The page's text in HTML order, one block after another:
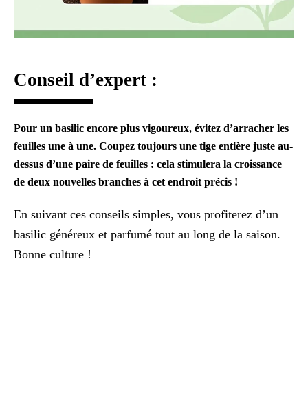
Conseil d’expert :
Pour un basilic encore plus vigoureux, évitez d’arracher les
feuilles une à une. Coupez toujours une tige entière juste au-
dessus d’une paire de feuilles : cela stimulera la croissance
de deux nouvelles branches à cet endroit précis !
En suivant ces conseils simples, vous profiterez d’un
basilic généreux et parfumé tout au long de la saison.
Bonne culture !